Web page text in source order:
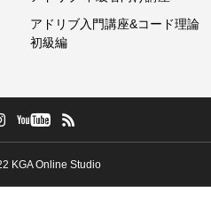
アドリブ入門講座&コード理論
初級編
KGA Online Studio